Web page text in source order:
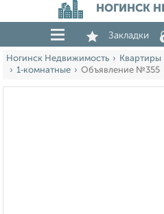
НОГИНСК
Закладки
Ногинск Недвижимость Квартиры
1‑комнатные
Объявление №355